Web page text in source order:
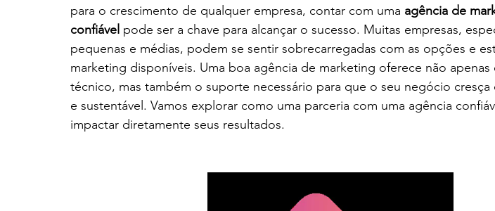
para o crescimento de qualquer empresa, contar com uma agência de
confiável pode ser a chave para alcançar o sucesso. Muitas empresas,
pequenas e médias, podem se sentir sobrecarregadas com as opções e
marketing disponíveis. Uma boa agência de marketing oferece não
técnico, mas também o suporte necessário para que o seu negócio cresça
e sustentável. Vamos explorar como uma parceria com uma agência
impactar diretamente seus resultados.